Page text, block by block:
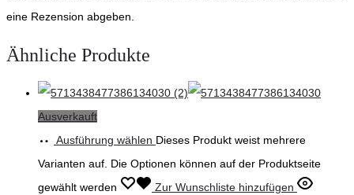
eine Rezension abgeben.
Ähnliche Produkte
Ausverkauft
Ausführung wählen Dieses Produkt weist mehrere
Varianten auf. Die Optionen können auf der Produktseite
gewählt werden
Zur Wunschliste hinzufügen